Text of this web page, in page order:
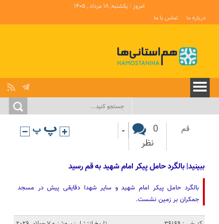
امروز : یکشنبه, ۱۸ مرداد , ۱۴۰۵
درباره ما
تماس با ما
قم
0
نظر
-
ببینید| بالگرد حامل پیکر امام شهید به قم رسید
بالگرد حامل ‌پیکر امام شهید و سایر شهدا دقایقی پیش ‌در مسجد
جمکران بر زمین نشست.